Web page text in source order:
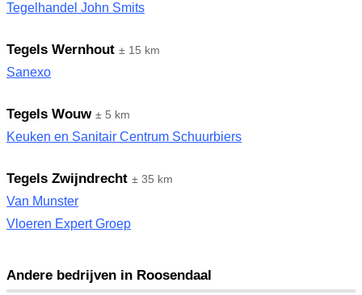
Tegelhandel John Smits
Tegels Wernhout ± 15 km
Sanexo
Tegels Wouw ± 5 km
Keuken en Sanitair Centrum Schuurbiers
Tegels Zwijndrecht ± 35 km
Van Munster
Vloeren Expert Groep
Andere bedrijven in Roosendaal